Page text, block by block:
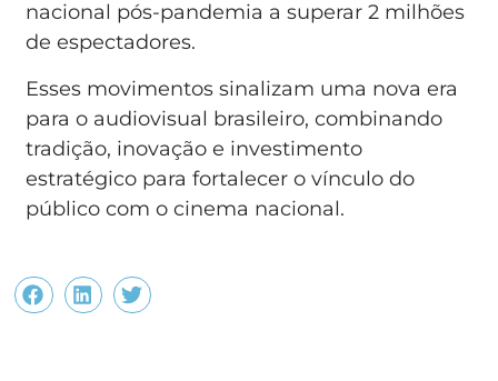
nacional pós-pandemia a superar 2 milhões
de espectadores.
Esses movimentos sinalizam uma nova era
para o audiovisual brasileiro, combinando
tradição, inovação e investimento
estratégico para fortalecer o vínculo do
público com o cinema nacional.